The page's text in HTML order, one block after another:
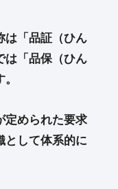
は「品証（ひん
は「品保（ひん
定められた要求
として体系的に